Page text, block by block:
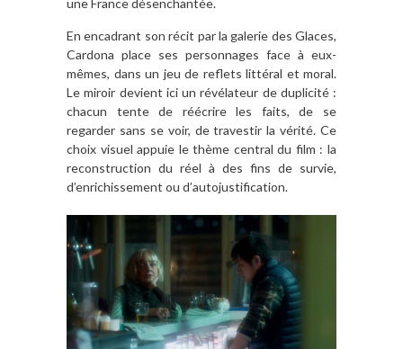
une France désenchantée.
En encadrant son récit par la galerie des Glaces,
Cardona place ses personnages face à eux-
mêmes, dans un jeu de reflets littéral et moral.
Le miroir devient ici un révélateur de duplicité :
chacun tente de réécrire les faits, de se
regarder sans se voir, de travestir la vérité. Ce
choix visuel appuie le thème central du film : la
reconstruction du réel à des fins de survie,
d’enrichissement ou d’autojustification.